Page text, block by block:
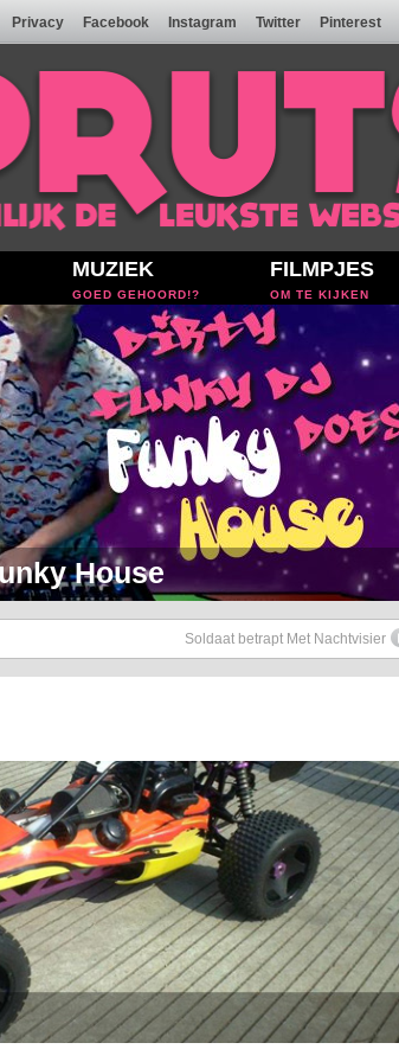
Privacy Facebook Instagram Twitter Pinterest
MUZIEK
GOED GEHOORD!?
FILMPJES
OM TE KIJKEN
Soul Setje
Soldaat betrapt Met Nachtvisier